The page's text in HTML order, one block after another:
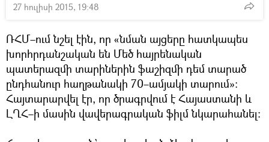
27 հուլիսի 2015, 19:48
ՌՀՄ–ում նշել էին, որ «նման այցերը հատկապես
խորհրդանշական են Մեծ հայրենական
պատերազմի տարիներին ֆաշիզմի դեմ տարած
ընդհանուր հաղթանակի 70–ամյակի տարում»։
Հայտարարվել էր, որ ծրագրվում է Հայաստանի և
ԼՂՀ–ի մասին վավերագրական ֆիլմ նկարահանել։